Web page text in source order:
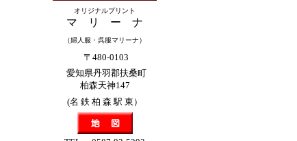
オリジナルプリント
マ リ ー ナ
（婦人服・呉服マリーナ）
〒480-0103
愛知県丹羽郡扶桑町
柏森天神147
(名 鉄 柏 森 駅 東）